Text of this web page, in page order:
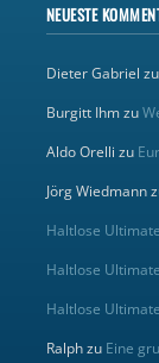
NEUESTE
Dieter Gabriel zu
Burgitt Ihmzu
Aldo Orelli zu
Jörg Wiedmann
Haltlose
Haltlose
Haltlose
Ralphzu Eine